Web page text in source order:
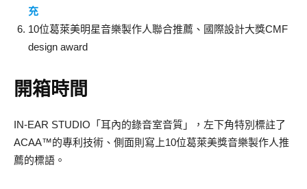
充
10位葛萊美明星音樂製作人聯合推薦、國際設計大獎CMF
design award
開箱時間
IN-EAR STUDIO「耳內的錄音室音質」，左下角特別標註了
ACAA™的專利技術、側面則寫上10位葛萊美獎音樂製作人推
薦的標語。